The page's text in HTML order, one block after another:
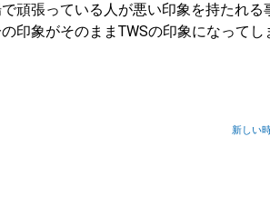
頑張っている人が悪い印象を持たれる
印象がそのままTWSの印象になってし
新しい